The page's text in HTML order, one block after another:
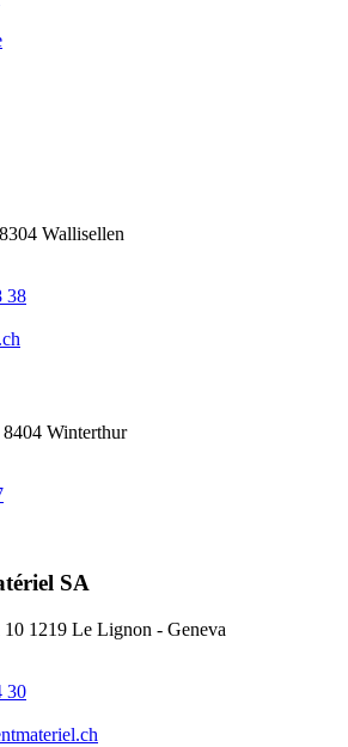
Wallisellen
38
8404 Winterthur
SA
1219 Le Lignon - Geneva
30